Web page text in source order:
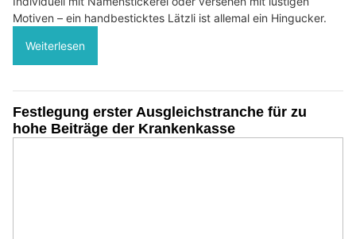
Motiven – ein handbesticktes Lätzli ist allemal ein Hingucker.
Weiterlesen
Festlegung erster Ausgleichstranche für zu
hohe Beiträge der Krankenkasse